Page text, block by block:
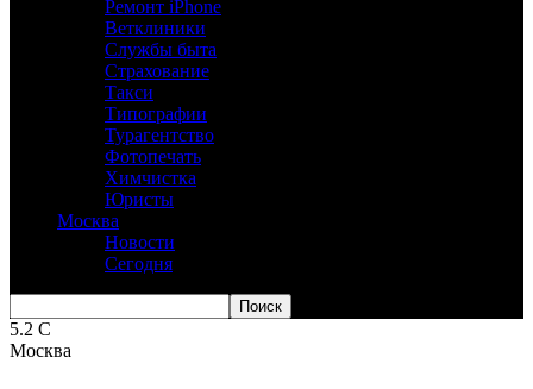
Ремонт iPhone
Ветклиники
Службы быта
Страхование
Такси
Типографии
Турагентство
Фотопечать
Химчистка
Юристы
Москва
Новости
Сегодня
5.2 C
Москва